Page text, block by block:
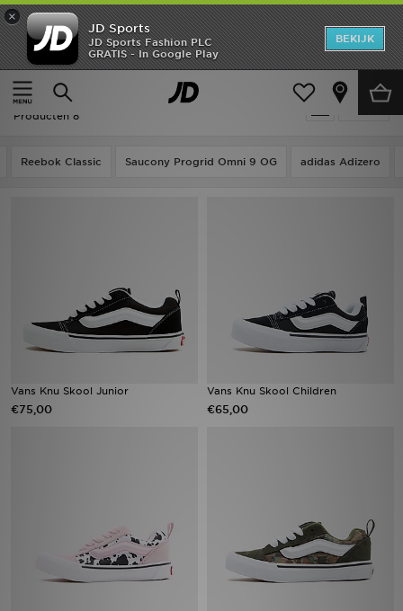
×
JD Sports
JD Sports Fashion PLC
GRATIS - In Google Play
BEKIJK
Thuis
Kids
Kids - Vans Knu Skool
Producten 8
Reebok Classic Saucony Progrid Omni 9 OG adidas Adizero
Vans Knu Skool Junior
€75,00
Vans Knu Skool Children
€65,00
New In
Heren
Dames
Sport
Klantenservice